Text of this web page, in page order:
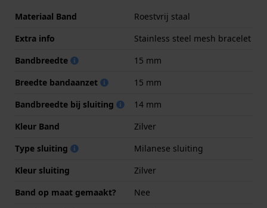
Materiaal Band
Roestvrij staal
Extra info
Stainless steel mesh bracelet
Bandbreedte
15 mm
Breedte bandaanzet
15 mm
Bandbreedte bij sluiting
14 mm
Kleur Band
Zilver
Type sluiting
Milanese sluiting
Kleur sluiting
Zilver
Band op maat gemaakt?
Nee